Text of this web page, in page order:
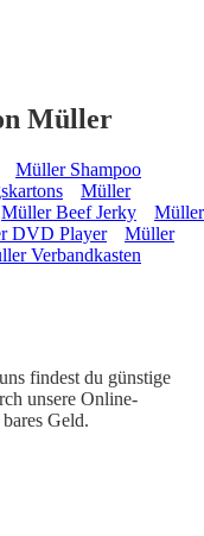
Müller
Müller Shampoo
Müller
Müller Beef Jerky
Müller
DVD Player
Müller
Verbandkasten
findest du günstige
unsere Online-
Geld.